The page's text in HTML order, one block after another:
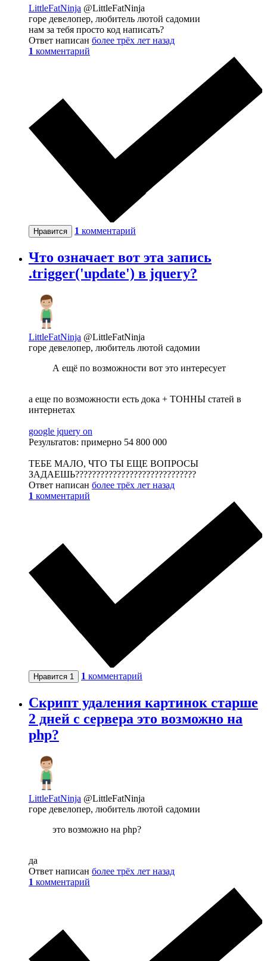
LittleFatNinja @LittleFatNinja
горе девелопер, любитель лютой садомии
нам за тебя просто код написать?
Ответ написан более трёх лет назад
1 комментарий
Нравится 1 комментарий
Что означает вот эта запись
.trigger('update') в jquery?
LittleFatNinja @LittleFatNinja
горе девелопер, любитель лютой садомии
А ещё по возможности вот это интересует
а еще по возможности есть дока + ТОННЫ статей в
интернетах
google jquery on
Результатов: примерно 54 800 000
ТЕБЕ МАЛО, ЧТО ТЫ ЕЩЕ ВОПРОСЫ
ЗАДАЕШЬ?????????????????????????????
Ответ написан более трёх лет назад
1 комментарий
Нравится 1 1 комментарий
Скрипт удаления картинок старше
2 дней с сервера это возможно на
php?
LittleFatNinja @LittleFatNinja
горе девелопер, любитель лютой садомии
это возможно на php?
да
Ответ написан более трёх лет назад
1 комментарий